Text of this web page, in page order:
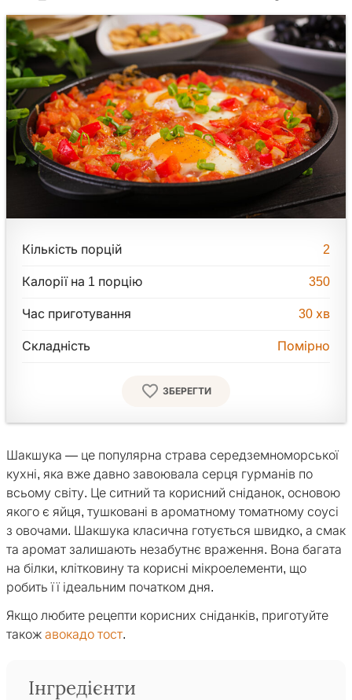
Кількість порцій 2
Калорії на 1 порцію 350
Час приготування 30 хв
Складність Помірно
ЗБЕРЕГТИ
Шакшука — це популярна страва середземноморської
кухні, яка вже давно завоювала серця гурманів по
всьому світу. Це ситний та корисний сніданок, основою
якого є яйця, тушковані в ароматному томатному соусі
з овочами. Шакшука класична готується швидко, а смак
та аромат залишають незабутнє враження. Вона багата
на білки, клітковину та корисні мікроелементи, що
робить її ідеальним початком дня.
Якщо любите рецепти корисних сніданків, приготуйте
також авокадо тост.
Інгредієнти